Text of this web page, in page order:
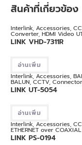
สินค้าที่เกี่ยวข้อง
Interlink,Accessories,
Converter,HDMI Video
LINK VHD-7311R
อ่านเพิ่ม
Interlink,Accessories,
BALUN,CCTV,Connector
LINK UT-5054
อ่านเพิ่ม
Interlink,Accessories,
ETHERNET over
LINK PS-0194